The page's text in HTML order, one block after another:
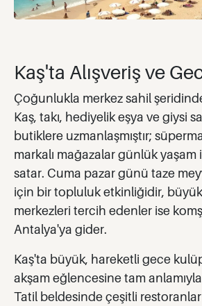
Kaş'ta Alışveriş ve
Çoğunlukla merkez sahil
Kaş, takı, hediyelik eşya ve giysi
butiklere uzmanlaşmıştır;
markalı mağazalar günlük yaşam
satar. Cuma pazar günü taze
için bir topluluk etkinliğidir, büyük
merkezleri tercih edenler ise
Antalya'ya gider.
Kaş'ta büyük, hareketli gece
akşam eğlencesine tam anlamıyla
Tatil beldesinde çeşitli restoranlar